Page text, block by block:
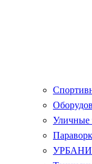
Уличные